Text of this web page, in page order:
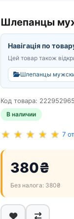
Шлепанцы
Навігація по
Цей товар також
Шлепанцы
Код товара:
В наличии
7
380₴
Без налога: 380₴